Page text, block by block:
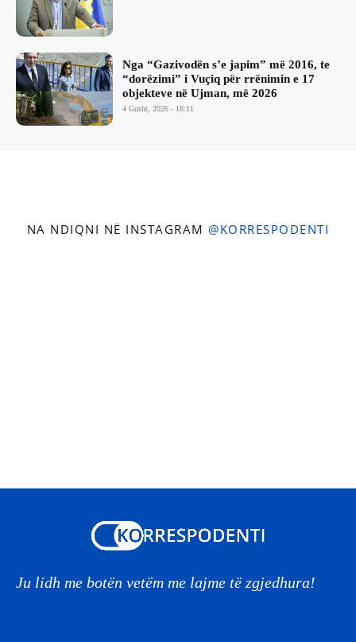
Nga “Gazivodën s’e japim” më 2016, te
“dorëzimi” i Vuçiq për rrënimin e 17
objekteve në Ujman, më 2026
4 Gusht, 2026 - 18:11
NA NDIQNI NË INSTAGRAM @KORRESPODENTI
Ju lidh me botën vetëm me lajme të zgjedhura!